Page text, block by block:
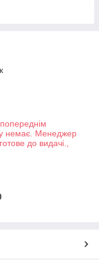
немає. Менеджер
до видачі.,